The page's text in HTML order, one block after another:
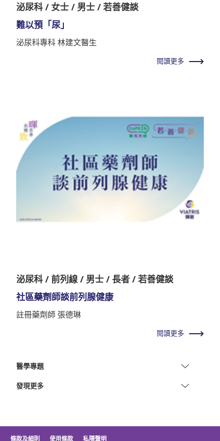
泌尿科 / 女士 / 男士 / 若善健談
難以預「尿」
泌尿科專科 林建文醫生
閱讀更多
泌尿科 / 前列線 / 男士 / 長者 / 若善健談
社區藥劑師談前列腺健康
註冊藥劑師 張德琳
閱讀更多
醫學專題
發現更多
條款及細則 使用條款 私隱聲明